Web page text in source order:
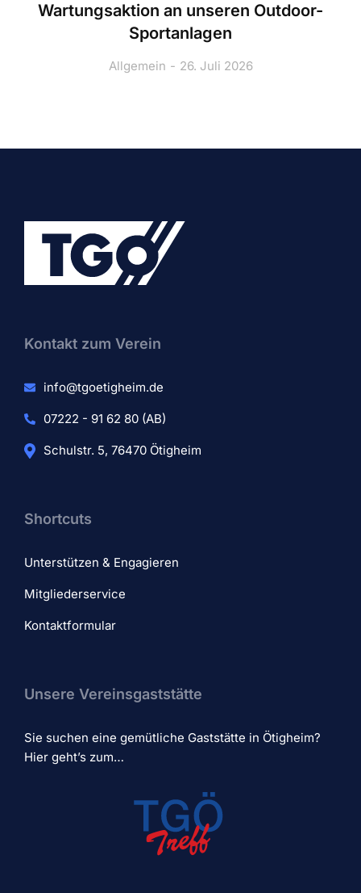
Wartungsaktion an unseren Outdoor-
Sportanlagen
Allgemein 26. Juli 2026
Kontakt zum Verein​
info@tgoetigheim.de
07222 - 91 62 80 (AB)
Schulstr. 5, 76470 Ötigheim
Shortcuts
Unterstützen & Engagieren
Mitgliederservice
Kontaktformular
Unsere Vereinsgaststätte
Sie suchen eine gemütliche Gaststätte in Ötigheim?
Hier geht’s zum…